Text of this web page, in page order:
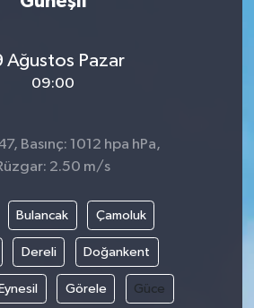
Ağustos Pazar
09:00
Basınç: 1012 hpa hPa,
2.50 m/s
Bulancak Çamoluk
Dereli Doğankent
Görele Güce